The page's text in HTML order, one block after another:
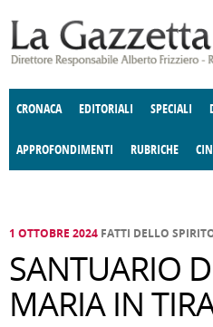
CRONACA EDITORIALI SPECIALI
APPROFONDIMENTI
E SPETTACOLI POLITICA
RUBRICHE
DELLE IDEE FATTI DELLO SPIRITO
1 OTTOBRE 2024 FATTI DELLO
SANTUARIO
MARIA IN